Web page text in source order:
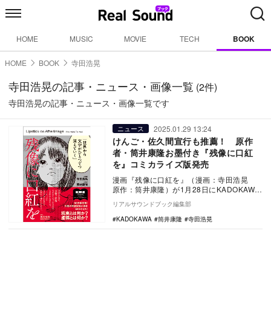
HOME MUSIC MOVIE TECH BOOK
HOME BOOK 寺田浩晃
寺田浩晃の記事・ニュース・画像一覧 (2件)
寺田浩晃の記事・ニュース・画像一覧です
ニュース 2025.01.29 13:24
けんご・佐久間宣行も推薦！ 原作
者・筒井康隆お墨付き『残像に口紅
を』コミカライズ版発売
漫画『残像に口紅を』（漫画：寺田浩晃
原作：筒井康隆）が1月28日にKADOKAWA
より発売された。 本作の原作『残像に…
リアルサウンドブック編集部
KADOKAWA
筒井康隆 寺田浩晃